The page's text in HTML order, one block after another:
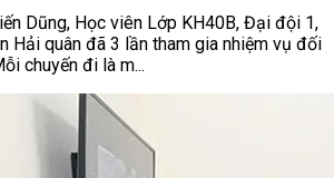
Dũng, Học viên Lớp KH40B, Đại đội 1,
Hải quân đã 3 lần tham gia nhiệm vụ đối
chuyến đi là m...